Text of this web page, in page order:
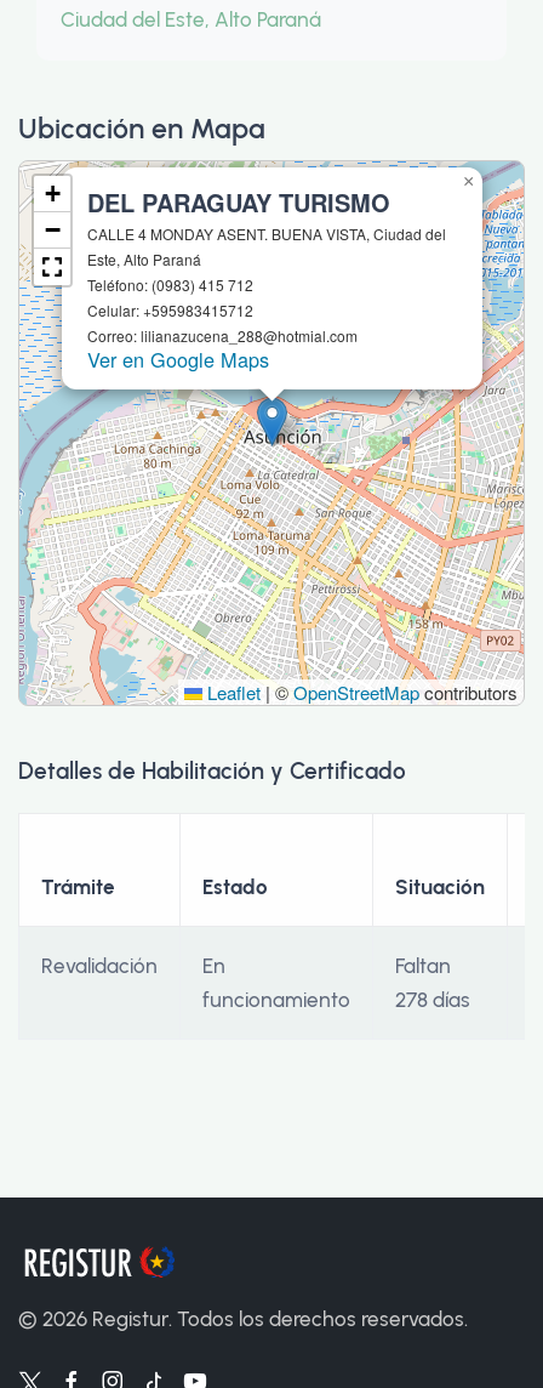
Ciudad del Este, Alto Paraná
Ubicación en Mapa
DEL PARAGUAY TURISMO
CALLE 4 MONDAY ASENT. BUENA VISTA, Ciudad del
Este, Alto Paraná
Teléfono: (0983) 415 712
Celular: +595983415712
Correo: lilianazucena_288@hotmial.com
Ver en Google Maps
×
+
−
Leaflet |©OpenStreetMapcontributors
Detalles de Habilitación y Certificado
Trámite Estado Situación
Revalidación
En
funcionamiento
Faltan
278 días
© 2026 Registur. Todos los derechos reservados.